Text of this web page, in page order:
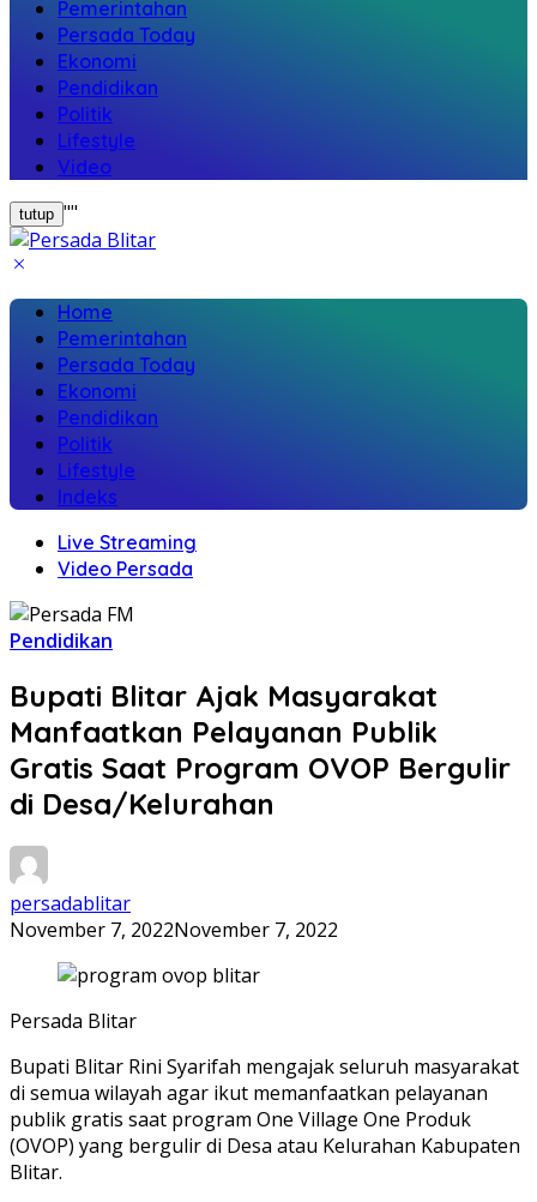
Pemerintahan
Persada Today
Ekonomi
Pendidikan
Politik
Lifestyle
Video
tutup ""
Home
Pemerintahan
Persada Today
Ekonomi
Pendidikan
Politik
Lifestyle
Indeks
Live Streaming
Video Persada
Pendidikan
Bupati Blitar Ajak Masyarakat
Manfaatkan Pelayanan Publik
Gratis Saat Program OVOP Bergulir
di Desa/Kelurahan
persadablitar
November 7, 2022November 7, 2022
Persada Blitar
Bupati Blitar Rini Syarifah mengajak seluruh masyarakat
di semua wilayah agar ikut memanfaatkan pelayanan
publik gratis saat program One Village One Produk
(OVOP) yang bergulir di Desa atau Kelurahan Kabupaten
Blitar.